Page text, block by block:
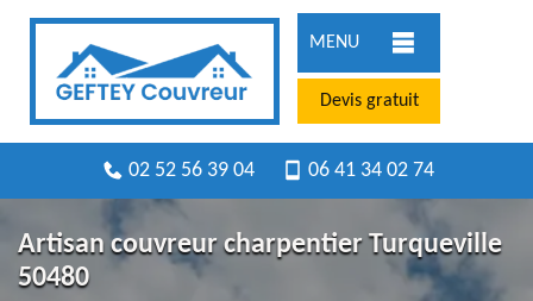
MENU
Devis gratuit
02 52 56 39 04 06 41 34 02 74
Artisan couvreur charpentier Turqueville
50480